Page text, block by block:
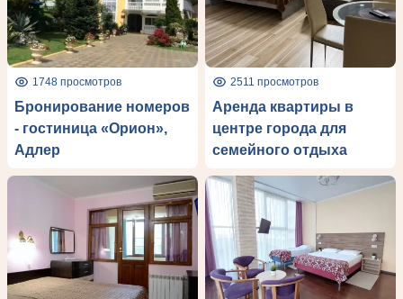
1748 просмотров
Бронирование номеров
- гостиница «Орион»,
Адлер
2511 просмотров
Аренда квартиры в
центре города для
семейного отдыха